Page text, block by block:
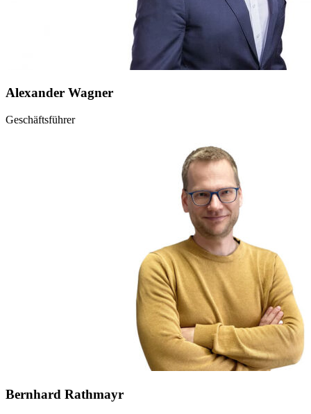
Alexander Wagner
Geschäftsführer
Bernhard Rathmayr